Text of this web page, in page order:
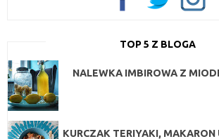
TOP 5 Z BLOGA
NALEWKA IMBIROWA Z
KURCZAK TERIYAKI, MAKARON